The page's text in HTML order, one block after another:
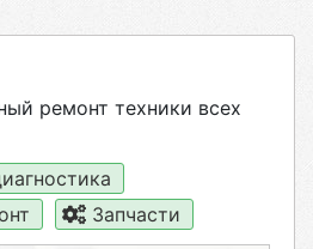
ремонт техники всех
Запчасти